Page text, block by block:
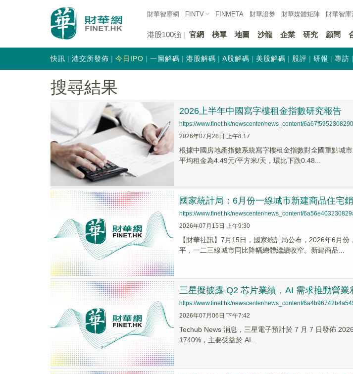
財華智庫網 FINTV FINMETA 財華證券 財華媒體矩陣 財華智庫
港股100強 官網 榜單 地圖 沙龍 企業 研究 顧問
快訊 港交所發佈 今日IPO 一圖解碼 港股解碼 A股解碼 美股解碼 股評 研報 專訪
搜尋結果
2026上半年中國寫字樓租金指數研究報告
https://www.finet.hk/newscenter/news_content/
2026年07月28日 上午8:17
根據中國房地產指數系統寫字樓租金指數對全國重點城
平均租金為4.49元/平方米/天，環比下跌0.48...
國家統計局：6月份一線城市新建商品住宅
https://www.finet.hk/newscenter/news_content/
2026年07月15日 上午9:30
【財華社訊】7月15日，國家統計局公布，2026年6月
平，一二三線城市同比降幅總體繼續收窄。新建商品...
三星擬披露 Q2 芯片業績，AI 需求推動營業
https://www.finet.hk/newscenter/news_content/
2026年07月06日 下午7:42
Techub News 消息，三星電子預計於 7 月 7 日發佈
1740%，主要受益於 AI...